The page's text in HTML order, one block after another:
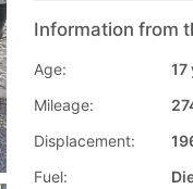
Information from
Age:
17
Mileage:
Displacement:
Fuel: